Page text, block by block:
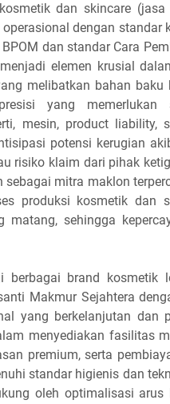
dan skincare
dengan
dan standar Cara
elemen krusial
melibatkan bahan
yang memerlukan
mesin, product liability,
potensi kerugian
risiko klaim dari pihak
sebagai mitra maklon
produksi kosmetik dan
matang, sehingga
berbagai brand kosmetik
Makmur Sejahtera
yang berkelanjutan dan
menyediakan fasilitas
premium, serta
standar higienis dan
oleh optimalisasi